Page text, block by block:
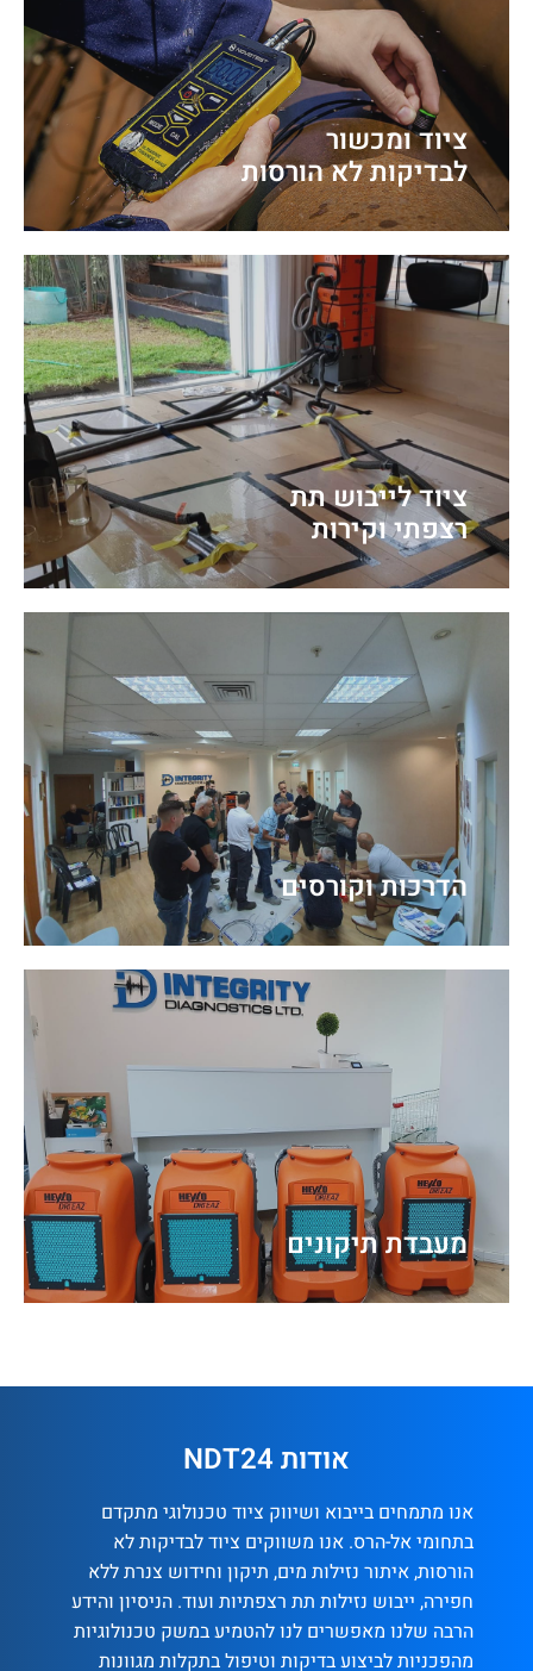
ציוד ומכשור
לבדיקות לא הורסות
ציוד לייבוש תת
רצפתי וקירות
הדרכות וקורסים
מעבדת תיקונים
אודות NDT24
אנו מתמחים בייבוא ושיווק ציוד טכנולוגי מתקדם
בתחומי אל-הרס. אנו משווקים ציוד לבדיקות לא
הורסות, איתור נזילות מים, תיקון וחידוש צנרת ללא
חפירה, ייבוש נזילות תת רצפתיות ועוד. הניסיון והידע
הרבה שלנו מאפשרים לנו להטמיע במשק טכנולוגיות
מהפכניות לביצוע בדיקות וטיפול בתקלות מגוונות